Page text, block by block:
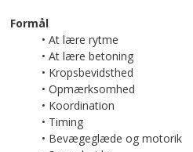
Formål
• At lære rytme
• At lære betoning
• Kropsbevidsthed
• Opmærksomhed
• Koordination
• Timing
• Bevægeglæde og motorik